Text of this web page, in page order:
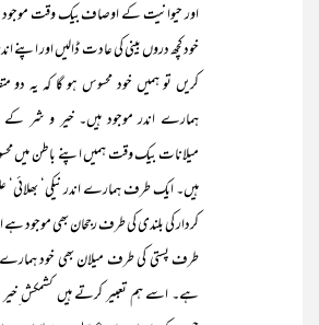
اور حیوانیت کے اوصاف بیک وقت موجود
خود کچھ دروں بینی کی عادت ڈالیں اور اپنے
کریں تو ہمیں خود محسوس ہو گا کہ یہ دو
ہمارے اندر موجود ہیں۔ خیر و شر
میلانات بیک وقت ہمیں اپنے باطن میں
ہیں۔ ایک طرف ہمارے اندر نیکی‘ بھلائی‘
کردار کی بلندی کی طرف رجحان بھی موجود
طرف پستی کی طرف میلان بھی خود ہمارے
ہے۔ اسے ہم تعبیر کرتے ہیں کشمکش